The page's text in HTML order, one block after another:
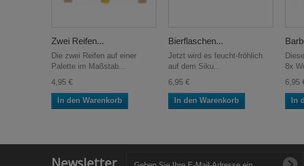
Zwei Reifen...
Die zwei Reifen auf einer
Palette im Maßstab...
4,95 €
In den Warenkorb
Bierflaschen...
Jetzt wird es feucht-fröhlich
auf dem Siku...
6,95 €
In den Warenkorb
8x
6,95
In